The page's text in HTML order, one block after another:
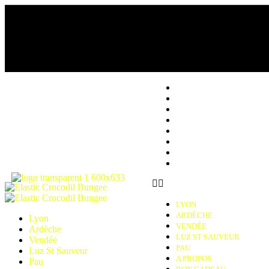
LYON
ARDÈCHE
VENDÉE
LUZ ST SAUVEUR
PAU
A PROPOS
Lyon
Ardèche
Vendée
Luz St Sauveur
Pau